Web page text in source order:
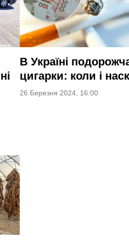
В Україні
цигарки: коли і
26 Березня 2024, 16:00